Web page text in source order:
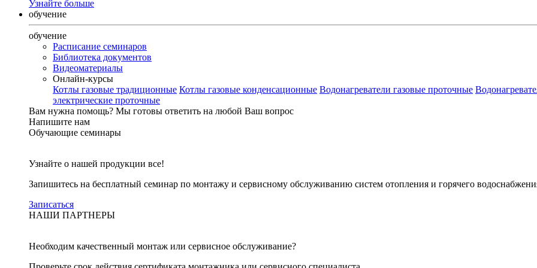
Узнайте больше
обучение
обучение
Расписание семинаров
Библиотека документов
Видеоматериалы
Онлайн-курсы
Котлы газовые традиционные Котлы газовые конденсационные Водонагреватели газовые проточные
электрические проточные
Вам нужна помощь? Мы готовы ответить на любой Ваш вопрос
Напишите нам
Обучающие семинары
Узнайте о нашей продукции все!
Запишитесь на бесплатный семинар по монтажу и сервисному обслуживанию систем отопления и горячего
Записаться
НАШИ ПАРТНЕРЫ
Необходим качественный монтаж или сервисное обслуживание?